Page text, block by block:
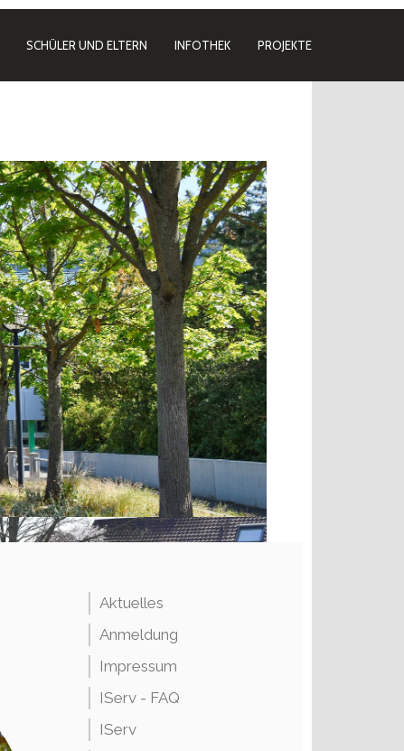
SCHÜLER UND ELTERN INFOTHEK PROJEKTE
Aktuelles
Anmeldung
Impressum
IServ - FAQ
IServ